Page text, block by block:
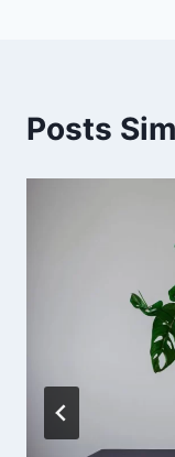
Posts